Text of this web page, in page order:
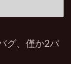
グ、僅か2バ